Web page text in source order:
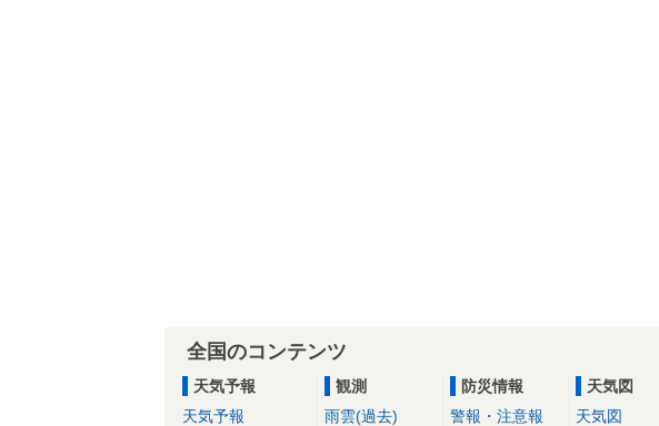
全国のコンテンツ
天気予報
天気予報
観測
雨雲(過去)
防災情報
警報・注意報
天気図
天気図